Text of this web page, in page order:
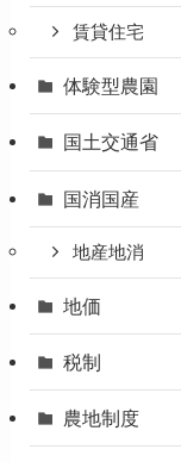
賃貸住宅
体験型農園
国土交通省
国消国産
地産地消
地価
税制
農地制度